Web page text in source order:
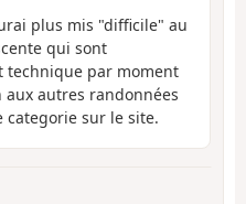
plus mis "difficile" au
qui sont
technique par moment
autres randonnées
categorie sur le site.